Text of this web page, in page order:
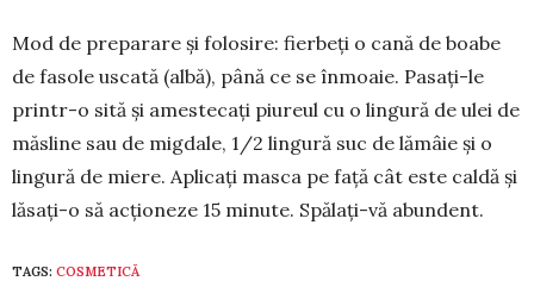
Mod de preparare și fo­losire: fierbeți o cană de boa­be
de fasole uscată (albă), până ce se înmoaie. Pasați-le
printr-o sită și amestecați piureul cu o lingură de ulei de
măsline sau de migdale, 1/2 lingură suc de lămâie și o
lingură de miere. Aplicați masca pe față cât este caldă și
lăsați-o să acționeze 15 minute. Spălați-vă abun­dent.
TAGS: COSMETICĂ